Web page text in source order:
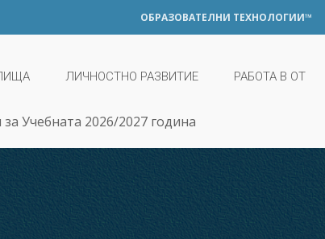
ОБРАЗОВАТЕЛНИ ТЕХНОЛОГИИ™
ЛИЧНОСТНО РАЗВИТИЕ РАБОТА В ОТ
Учебната 2026/2027 година